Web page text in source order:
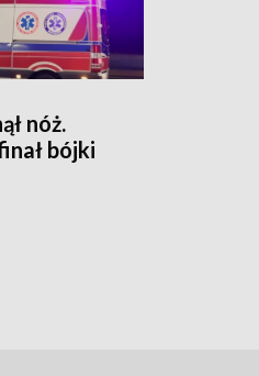
nóż.
bójki